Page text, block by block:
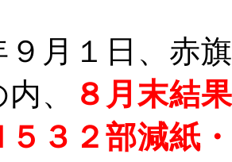
月１日、赤
、
８月末結
５３２部減紙